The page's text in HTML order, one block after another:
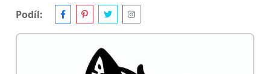
Podíl: